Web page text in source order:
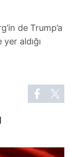
de Trump’a
aldığı